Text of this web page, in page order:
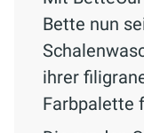
Bette nun
ihrer
Farbpalette